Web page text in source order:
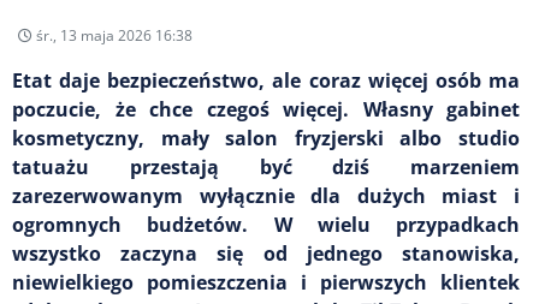
śr., 13 maja 2026 16:38
Etat daje bezpieczeństwo, ale coraz więcej osób ma
poczucie, że chce czegoś więcej. Własny gabinet
kosmetyczny, mały salon fryzjerski albo studio
tatuażu przestają być dziś marzeniem
zarezerwowanym wyłącznie dla dużych miast i
ogromnych budżetów. W wielu przypadkach
wszystko zaczyna się od jednego stanowiska,
niewielkiego pomieszczenia i pierwszych klientek